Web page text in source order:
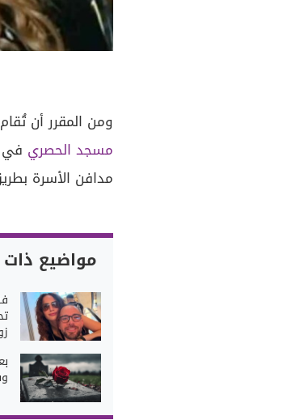
ومن المقرر أن
مسجد الحصري في
مدافن الأسرة
مواضيع